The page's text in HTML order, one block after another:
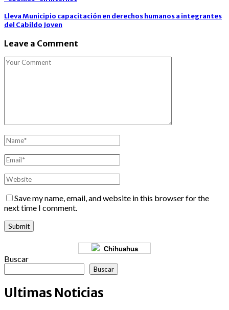
Lleva Municipio capacitación en derechos humanos a integrantes
del Cabildo Joven
Leave a Comment
Save my name, email, and website in this browser for the
next time I comment.
Chihuahua
Buscar
Buscar
Ultimas Noticias